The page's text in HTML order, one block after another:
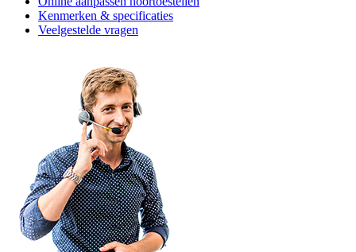
Kenmerken & specificaties
Veelgestelde vragen